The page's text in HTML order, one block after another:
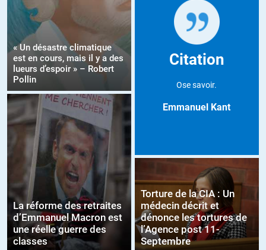
« Un désastre climatique
est en cours, mais il y a des
lueurs d’espoir » – Robert
Pollin
La réforme des retraites
d’Emmanuel Macron est
une réelle guerre des
classes
Citation
Ose savoir.
Emmanuel Kant
Torture de la CIA : Un
médecin décrit et
dénonce les tortures de
l’Agence post 11-
Septembre